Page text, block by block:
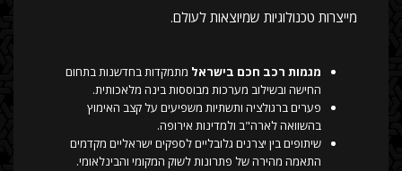
מייצרות טכנולוגיות שמיוצאות לעולם.
מגמות רכב חכם בישראל מתמקדות בחדשנות בתחום
החישה ובשילוב מערכות מבוססות בינה מלאכותית.
פערים ברגולציה ותשתיות משפיעים על קצב האימוץ
בהשוואה לארה"ב ולמדינות אירופה.
שיתופים בין יצרנים גלובליים לספקים ישראליים מקדמים
התאמה מהירה של פתרונות לשוק המקומי והבינלאומי.